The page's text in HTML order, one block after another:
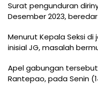
Surat pengunduran
Desember 2023,
Menurut Kepala Seksi
inisial JG, masalah
Apel gabungan
Rantepao, pada Senin